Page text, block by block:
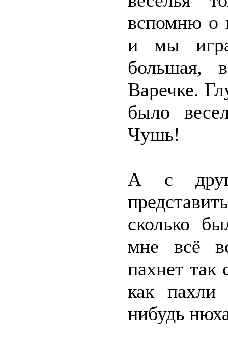
вспомню о
и мы
большая,
Варечке.
было
Чушь!
А с
сколько
мне всё
пахнет так
как пахли
нибудь